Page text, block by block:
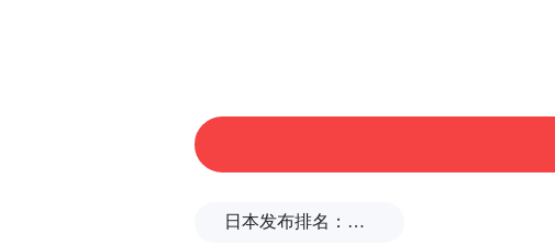
半决赛徐嘉余在第2组第4泳道出
日本发布排名：中国第1，日本第13